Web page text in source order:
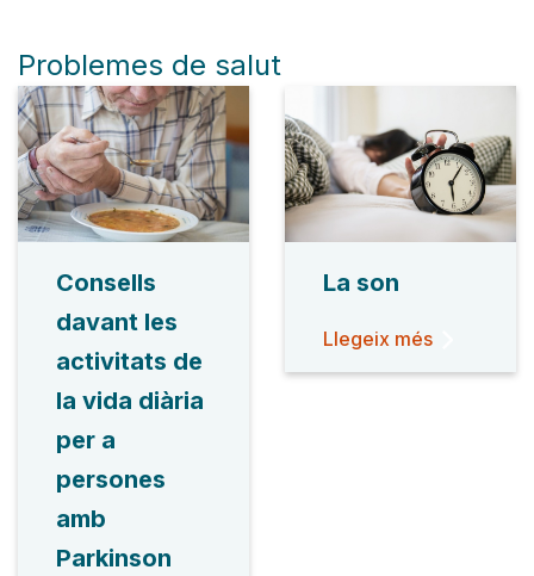
Problemes de salut
Consells
davant les
activitats de
la vida diària
per a
persones
amb
Parkinson
La son
Llegeix més